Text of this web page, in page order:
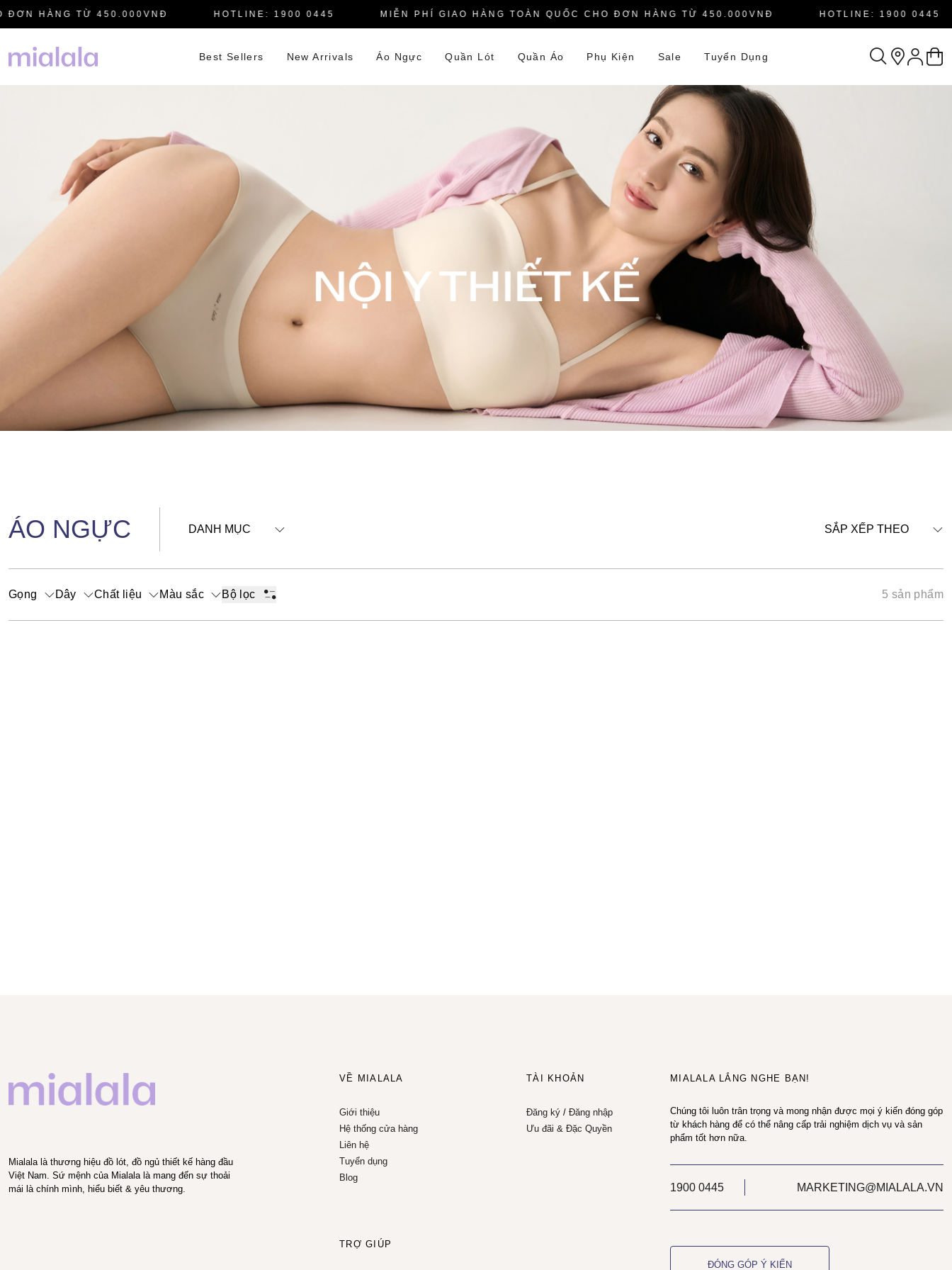
HÀNG TỪ 450.000VNĐ HOTLINE: 1900 0445 MIỄN PHÍ GIAO HÀNG TOÀN QUỐC CHO ĐƠN HÀNG TỪ 450.000VNĐ HOTLINE: 1900 0445
Best Sellers New Arrivals Áo Ngực Quần Lót Quần Áo Phụ Kiện Sale Tuyển Dụng
ÁO NGỰC DANH MỤC SẮP XẾP THEO
Gọng Dây Chất liệu Màu sắc Bộ lọc 5 sản phẩm
Mialala là thương hiệu đồ lót, đồ ngủ thiết kế hàng đầu
Việt Nam. Sứ mệnh của Mialala là mang đến sự thoải
mái là chính mình, hiểu biết & yêu thương.
VỀ MIALALA
Giới thiệu
Hệ thống cửa hàng
Liên hệ
Tuyển dụng
Blog
TÀI KHOẢN
Đăng ký/ Đăng nhập
Ưu đãi & Đặc Quyền
TRỢ GIÚP
MIALALA LẮNG NGHE BẠN!
Chúng tôi luôn trân trọng và mong nhận được mọi ý kiến đóng góp
từ khách hàng để có thể nâng cấp trải nghiệm dịch vụ và sản
phẩm tốt hơn nữa.
1900 0445 MARKETING@MIALALA.VN
ĐÓNG GÓP Ý KIẾN